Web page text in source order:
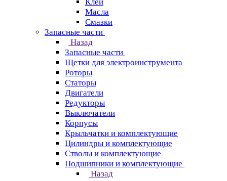
Масла
Смазки
Запасные части
Назад
Запасные части
Щетки для электроинструмента
Роторы
Статоры
Двигатели
Редукторы
Выключатели
Корпусы
Крыльчатки и комплектующие
Цилиндры и комплектующие
Стволы и комплектующие
Подшипники и комплектующие
Назад